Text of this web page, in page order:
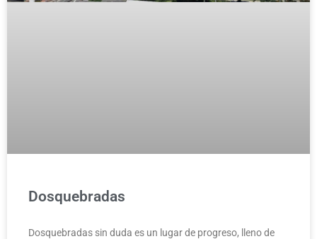
Dosquebradas
Dosquebradas sin duda es un lugar de progreso, lleno de